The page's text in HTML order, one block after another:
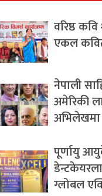
वरिष्ठ
एकल
नेपाली
अमेरिकी
अभिलेखमा
पूर्णायु
ग्लोबल